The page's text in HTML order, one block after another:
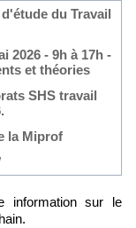
du Travail
2026 - 9h à 17h -
et théories
SHS travail
la Miprof